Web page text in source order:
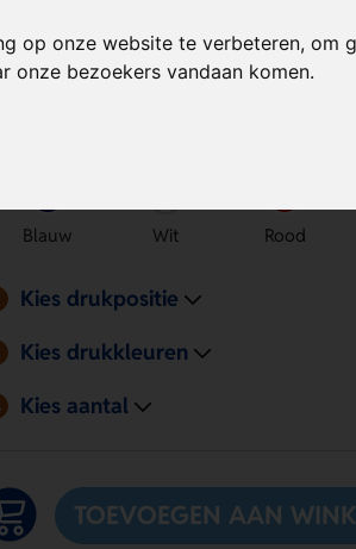
op onze website te verbeteren, om
onze bezoekers vandaan komen.
mijn prijs Al vanaf€ 0,40
Blauw Wit Rood
Kies drukpositie
Kies drukkleuren
Kies aantal
TOEVOEGEN AAN